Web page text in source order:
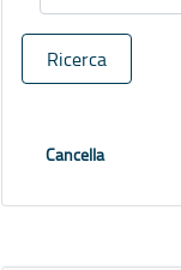
Ricerca
Cancella